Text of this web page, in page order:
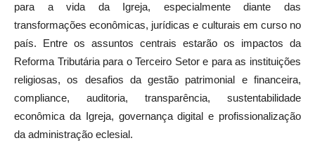
para a vida da Igreja, especialmente diante das
transformações econômicas, jurídicas e culturais em curso no
país. Entre os assuntos centrais estarão os impactos da
Reforma Tributária para o Terceiro Setor e para as instituições
religiosas, os desafios da gestão patrimonial e financeira,
compliance, auditoria, transparência, sustentabilidade
econômica da Igreja, governança digital e profissionalização
da administração eclesial.